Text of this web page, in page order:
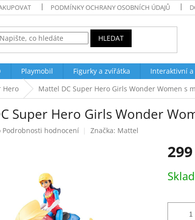
PODMÍNKY OCHRANY OSOBNÍCH ÚDAJŮ
HLEDAT
Playmobil Figurky a zvířátka Interaktivní a
Hero Mattel DC Super Hero Girls Wonder Women s
Super Hero Girls Wonder
Podrobnosti hodnocení Značka: Mattel
cena: